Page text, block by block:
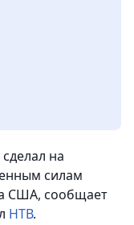
на
силам
США, сообщает
НТВ.